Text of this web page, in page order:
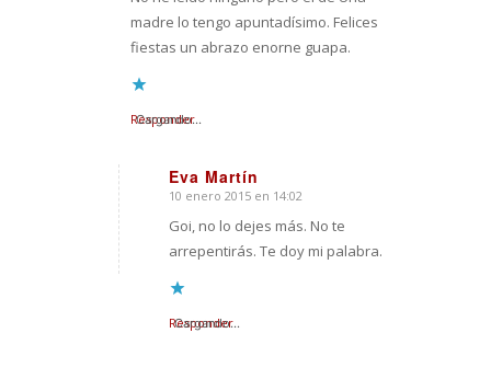
madre lo tengo apuntadísimo. Felices
fiestas un abrazo enorne guapa.
Cargando...
Responder
Eva Martín
Dice:
10 enero 2015 en 14:02
Goi, no lo dejes más. No te
arrepentirás. Te doy mi palabra.
Cargando...
Responder